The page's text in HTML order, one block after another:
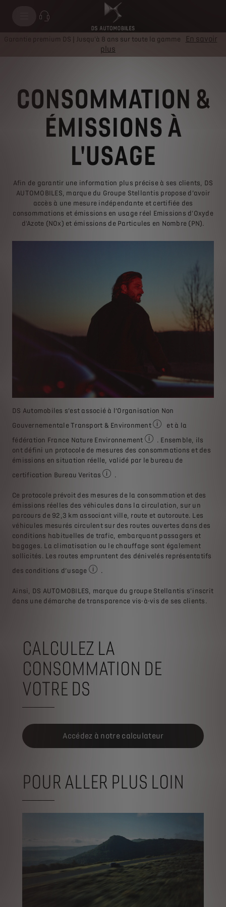
Garantie premium DS | Jusqu'à 8 ans sur toute la gamme
En savoir
plus
CONSOMMATION &
ÉMISSIONS À
L'USAGE
Afin de garantir une information plus précise à ses clients, DS
AUTOMOBILES, marque du Groupe Stellantis propose d’avoir
accès à une mesure indépendante et certifiée des
consommations et émissions en usage réel Emissions d'Oxyde
d'Azote (NOx) et émissions de Particules en Nombre (PN).
DS Automobiles s’est associé à l’Organisation Non
Gouvernementale Transport & Environment
Transport &
et à la
fédération France Nature Environnement
France Nature
. Ensemble, ils
ont défini un protocole de mesures des consommations et des
émissions en situation réelle, validé par le bureau de
certification Bureau Veritas
.
Ce protocole prévoit des mesures de la consommation et des
émissions réelles des véhicules dans la circulation, sur un
parcours de 92,3 km associant ville, route et autoroute. Les
véhicules mesurés circulent sur des routes ouvertes dans des
conditions habituelles de trafic, embarquant passagers et
bagages. La climatisation ou le chauffage sont également
sollicités. Les routes empruntent des dénivelés représentatifs
des conditions d’usage
.
Ainsi, DS AUTOMOBILES, marque du groupe Stellantis s’inscrit
dans une démarche de transparence vis-à-vis de ses clients.
CALCULEZ LA
CONSOMMATION DE
VOTRE DS
Accédez à notre calculateur
POUR ALLER PLUS LOIN